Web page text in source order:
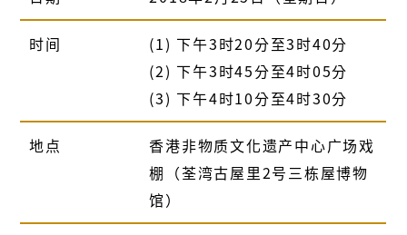
时间
(1) 下午3时20分至3时40分
(2) 下午3时45分至4时05分
(3) 下午4时10分至4时30分
地点
香港非物质文化遗产中心广场戏
棚 （荃湾古屋里2号三栋屋博物
馆）